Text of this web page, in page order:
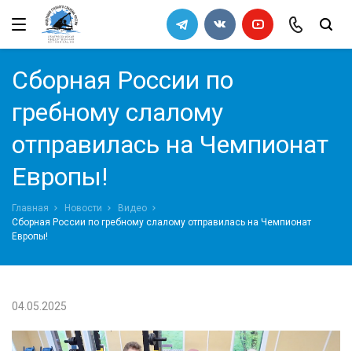
← Назад
Руководство
Попечительский совет
Ревизионная комиссия
Документы Федерации
← Назад
Правила вида спорта "Гребной
слалом"
Требования к снаряжению
всероссийские соревнования
← Назад
← Назад
команду 2011
Сборная России по
гребному слалому
отправилась на Чемпионат
Европы!
Главная Новости
Видео
Сборная России по гребному слалому отправилась на Чемпионат
Европы!
04.05.2025